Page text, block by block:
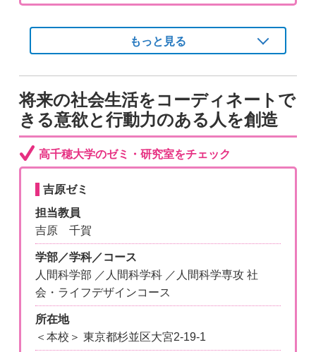
もっと見る
将来の社会生活をコーディネートで
きる意欲と行動力のある人を創造
高千穂大学のゼミ・研究室をチェック
吉原ゼミ
担当教員
吉原 千賀
学部／学科／コース
人間科学部 ／人間科学科 ／人間科学専攻 社
会・ライフデザインコース
所在地
＜本校＞ 東京都杉並区大宮2-19-1